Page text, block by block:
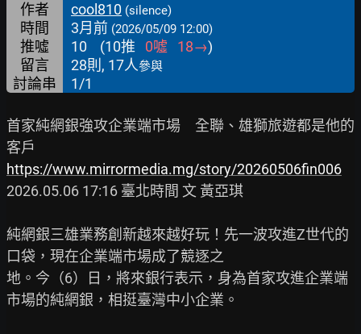
作者 cool810 (silence)
時間 3月前 (2026/05/09 12:00)
推噓 10 (10推 0噓 18→)
留言
28則, 17人參與
討論串 1/1
首家純網銀強攻企業端市場　全聯、雄獅旅遊都是他的
https://www.mirrormedia.mg/story/20260506fin006
2026.05.06 17:16 臺北時間 文 黃亞琪
純網銀三雄業務創新越來越好玩！先一波攻進Z世代的
口袋，現在企業端市場成了競逐之
地。今（6）日，將來銀行表示，身為首家攻進企業端
市場的純網銀，相挺臺灣中小企業。